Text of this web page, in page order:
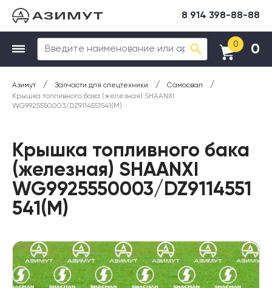
8 914 398-88-88
0 0
Азимут / Запчасти для спецтехники / Самосвал /
Крышка топливного бака (железная) SHAANXI
WG9925550003/DZ9114551541(М)
Крышка топливного бака
(железная) SHAANXI
WG9925550003/DZ9114551
541(М)